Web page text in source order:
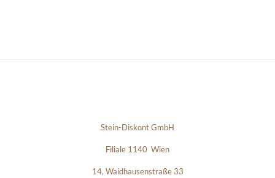
Stein-Diskont GmbH
Filiale 1140 Wien
14, Waidhausenstraße 33